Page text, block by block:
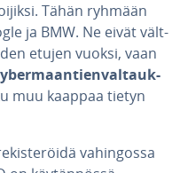
Tähän ryhmään
ja BMW. Ne eivät vält­
etujen vuoksi, vaan
muu kaappaa tietyn
va­hin­gos­sa